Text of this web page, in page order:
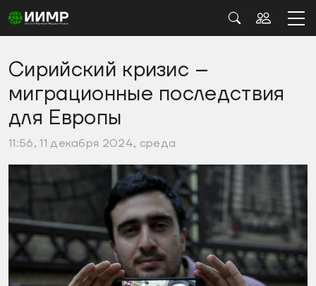
Сирийский кризис –
миграционные последствия
для Европы
11:56, 11 декабря 2024, среда